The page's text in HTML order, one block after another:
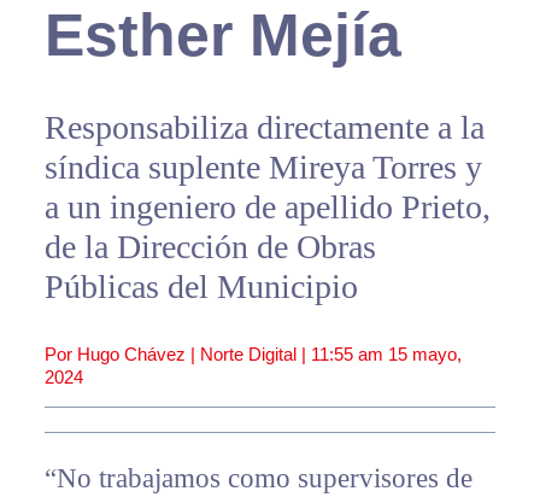
Esther Mejía
Responsabiliza directamente a la
síndica suplente Mireya Torres y
a un ingeniero de apellido Prieto,
de la Dirección de Obras
Públicas del Municipio
Por Hugo Chávez | Norte Digital | 11:55 am 15 mayo,
2024
“No trabajamos como supervisores de